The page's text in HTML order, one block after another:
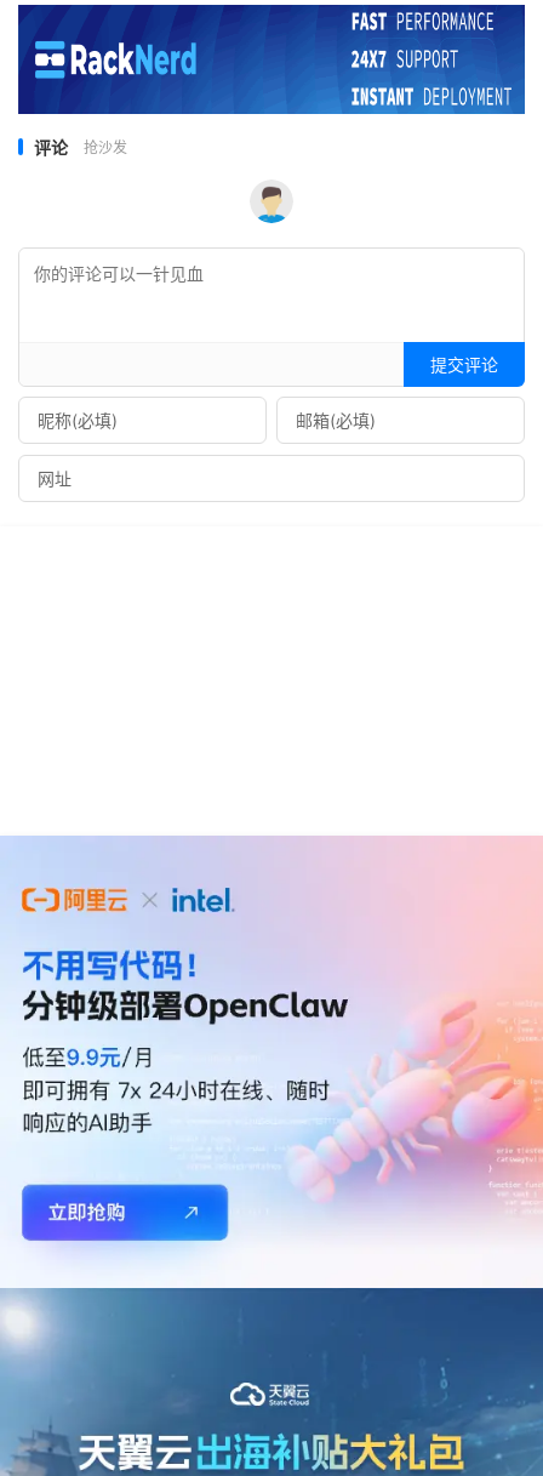
评论 抢沙发
提交评论